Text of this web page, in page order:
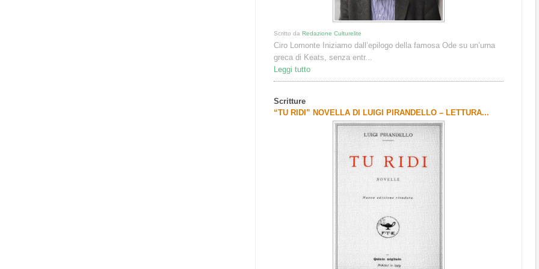
Scritto daRedazione Culturelite
Ciro Lomonte Iniziamo dall’epilogo della famosa Ode su un’urna
greca di Keats, senza entr...
Leggi tutto
Scritture
“TU RIDI” NOVELLA DI LUIGI PIRANDELLO – LETTURA...